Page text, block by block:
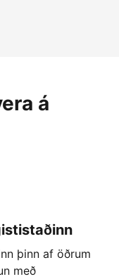
á
þinn af öðrum
með